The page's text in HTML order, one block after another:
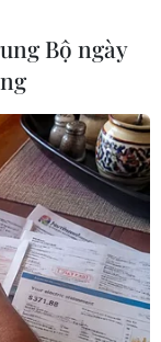
#Đề thi
Bộ ngày